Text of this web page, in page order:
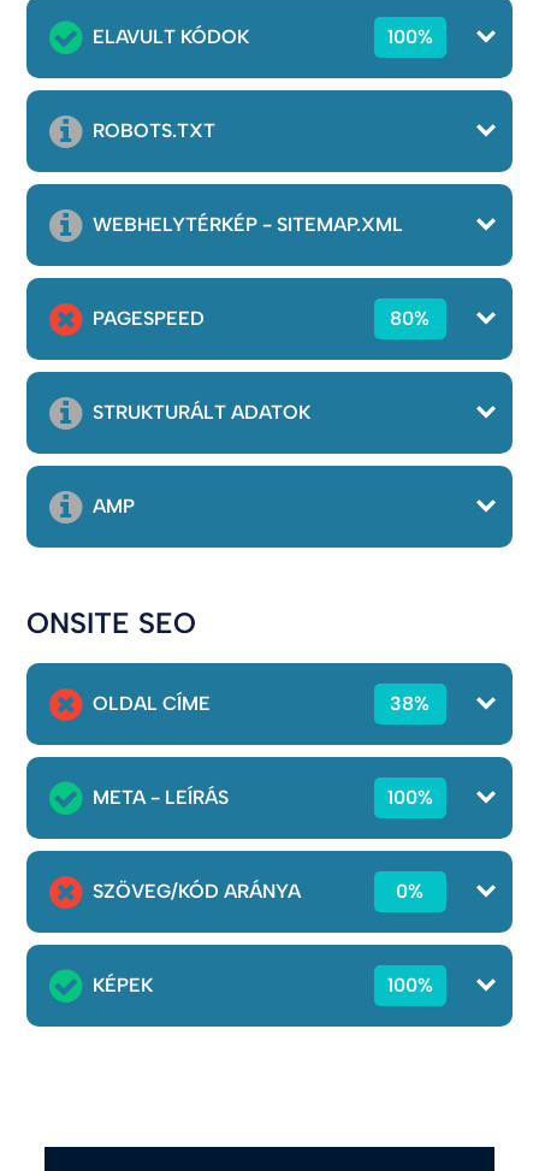
ELAVULT KÓDOK 100%
ROBOTS.TXT
WEBHELYTÉRKÉP - SITEMAP.XML
PAGESPEED 80%
STRUKTURÁLT ADATOK
AMP
ONSITE SEO
OLDAL CÍME 38%
META - LEÍRÁS 100%
SZÖVEG/KÓD ARÁNYA 0%
KÉPEK 100%